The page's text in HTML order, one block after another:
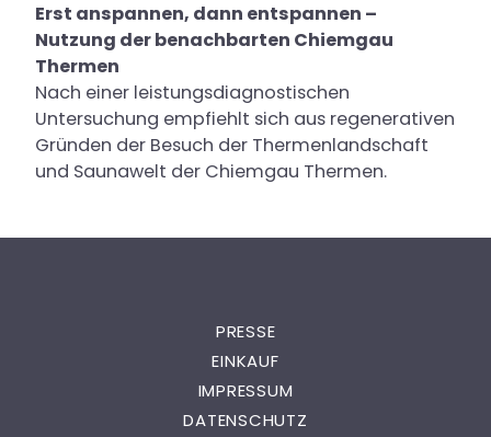
Erst anspannen, dann entspannen –
Nutzung der benachbarten Chiemgau
Thermen
Nach einer leistungsdiagnostischen
Untersuchung empfiehlt sich aus regenerativen
Gründen der Besuch der Thermenlandschaft
und Saunawelt der Chiemgau Thermen.
PRESSE
EINKAUF
IMPRESSUM
DATENSCHUTZ